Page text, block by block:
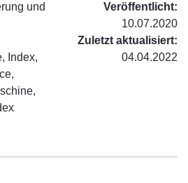
und
Index,
Veröffentlicht:
10.07.2020
Zuletzt aktualisiert:
04.04.2022